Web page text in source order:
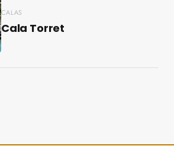
CALAS
Cala Torret